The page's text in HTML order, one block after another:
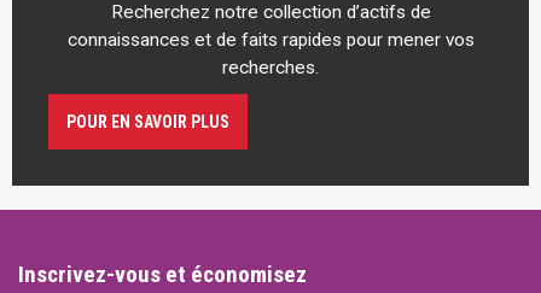
Recherchez notre collection d’actifs de
connaissances et de faits rapides pour mener vos
recherches.
POUR EN SAVOIR PLUS
Inscrivez-vous et économisez